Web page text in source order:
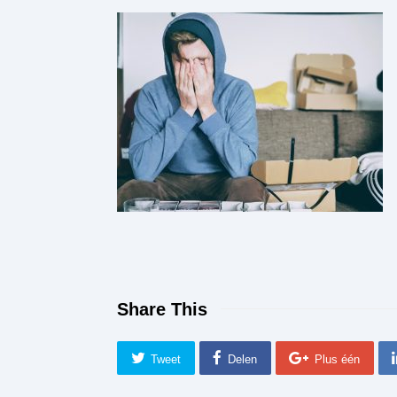
Share This
Tweet Delen Plus één